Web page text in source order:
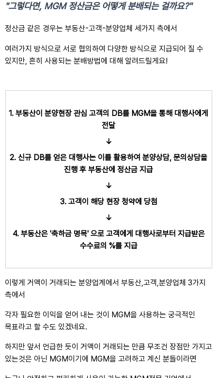
"그렇다면, MGM 정산금은 어떻게 분배되는 걸까요?"
정산금 같은 경우는 부동산-고객-분양업체 세가지 측에서
여러가지 방식으로 서로 협의하여 다양한 방식으로 지급되어 질 수
있지만, 흔히 사용되는 분배방법에 대해 알려드릴게요!
1. 부동산이 분양현장 관심 고객의 DB를 MGM을 통해 대행사에게
전달
↓
2. 신규 DB를 얻은 대행사는 이를 활용하여 분양상담, 문의상담을
진행 후 부동산에 정산금 지급
↓
3. 고객이 해당 현장 청약에 당첨
↓
4. 부동산은 '축하금 명목' 으로 고객에게 대행사로부터 지급받은
수수료의 %를 지급
이렇게 거액이 거래되는 분양업계에서 부동산,고객,분양업체 3가지
측에서
각자 필요한 이익을 얻어 내는 것이 MGM을 사용하는 궁극적인
목표라고 할 수도 있겠네요.
하지만 앞서 언급한 듯이 거액이 거래되는 만큼 무조건 장점만 가지고
있는것은 아닌 MGM이기에 MGM을 고려하고 계신 분들이라면